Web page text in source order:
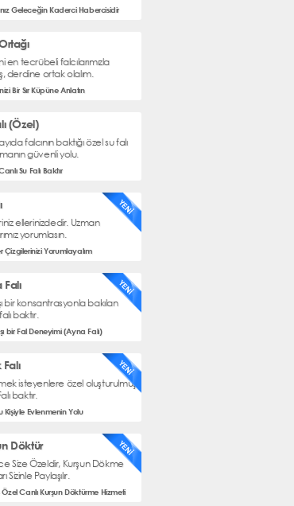
Geleceğin Kaderci Habercisidir
en tecrübeli falcılarımızla
derdine ortak olalım.
Bir Sır Küpüne Anlatın
(Özel)
sayıda falcının baktığı özel su falı
güvenli yolu.
Su Falı Baktır
ellerinizdedir. Uzman
yorumlasın.
Çizgilerinizi Yorumlayalım
bir konsantrasyonla bakılan
baktır.
bir Fal Deneyimi (Ayna Falı)
isteyenlere özel oluşturulmuş
baktır.
Kişiyle Evlenmenin Yolu
Döktür
Size Özeldir, Kurşun Dökme
Sizinle Paylaşılır.
Özel Canlı Kurşun Döktürme Hizmeti